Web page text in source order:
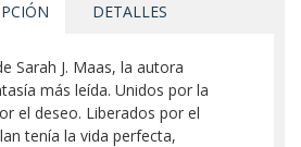
DETALLES
Sarah J. Maas, la autora
más leída. Unidos por la
el deseo. Liberados por el
tenía la vida perfecta,